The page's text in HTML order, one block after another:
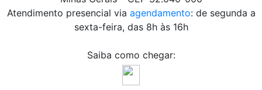
Atendimento presencial via agendamento: de segunda a
sexta-feira, das 8h às 16h
Saiba como chegar: